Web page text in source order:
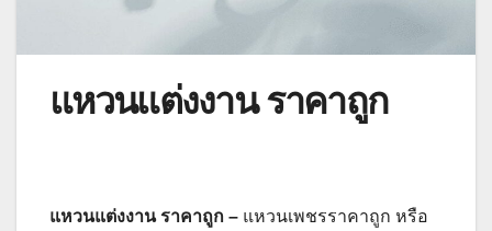
แหวนแต่งงาน ราคาถูก
แหวนแต่งงาน ราคาถูก – แหวนเพชรราคาถูก หรือ